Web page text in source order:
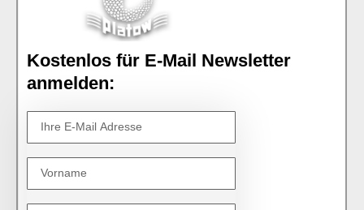
Kostenlos für E-Mail Newsletter
anmelden: